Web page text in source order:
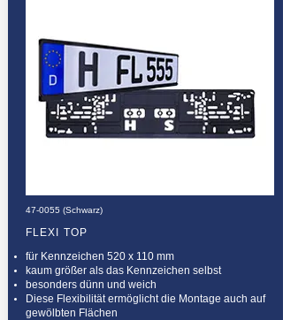
47-0055 (Schwarz)
FLEXI TOP
für Kennzeichen 520 x 110 mm
kaum größer als das Kennzeichen selbst
besonders dünn und weich
Diese Flexibilität ermöglicht die Montage auch auf
gewölbten Flächen